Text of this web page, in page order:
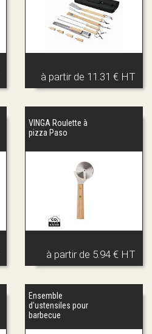
à partir de 11.31 € HT
VINGA Roulette à
pizza Paso
à partir de 5.94 € HT
Ensemble
d'ustensiles pour
barbecue